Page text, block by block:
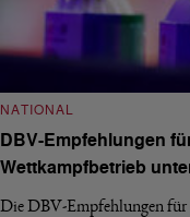
NATIONAL
DBV-Empfehlungen
Wettkampfbetrieb
Die DBV-Empfehlungen für